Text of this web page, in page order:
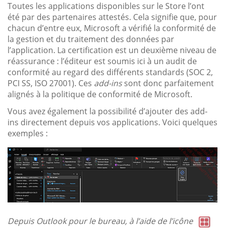
Toutes les applications disponibles sur le Store l’ont
été par des partenaires attestés. Cela signifie que, pour
chacun d’entre eux, Microsoft a vérifié la conformité de
la gestion et du traitement des données par
l’application. La certification est un deuxième niveau de
réassurance : l’éditeur est soumis ici à un audit de
conformité au regard des différents standards (SOC 2,
PCI SS, ISO 27001). Ces add-inssont donc parfaitement
alignés à la politique de conformité de Microsoft.
Vous avez également la possibilité d’ajouter des add-
ins directement depuis vos applications. Voici quelques
exemples :
Depuis Outlook pour le bureau, à l’aide de l’icône